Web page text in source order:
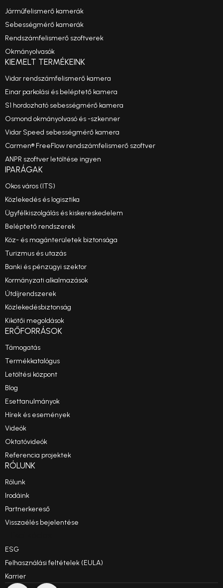
Járműfelismerő kamerák
Sebességmérő kamerák
Rendszámfelismerő szoftverek
Okmányolvasók
KIEMELT TERMÉKEINK
Vidar rendszámfelismerő kamera
Einar parkolási és beléptető kamera
S1 hordozható sebességmérő kamera
Osmond okmányolvasó és -szkenner
Vidar Speed sebességmérő kamera
Carmen® FreeFlow rendszámfelismerő szoftver
ANPR szoftver letöltése ingyen
IPARÁGAK
Okos város (ITS)
Közlekedés és logisztika
Ügyfélkiszolgálás és kiskereskedelem
Beléptető rendszerek
Köz- és magánterületek biztonsága
Turizmus és utazás
Banki és pénzügyi szektor
Kormányzati alkalmazások
Útdíjrendszerek
Közlekedésbiztonság
Kikötői megoldások
ERŐFORRÁSOK
Támogatás
Termékkatalógus
Letöltési központ
Blog
Esettanulmányok
Hírek és események
Videók
Oktatóvideók
Referencia projektek
RÓLUNK
Rólunk
Irodáink
Partnerkereső
Visszaélés bejelentése
ESG
Felhasználási feltételek (EULA)
Karrier